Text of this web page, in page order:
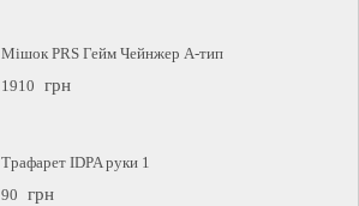
Мішок PRS Гейм Чейнжер А-тип
1910 грн
Трафарет IDPA руки 1
90 грн